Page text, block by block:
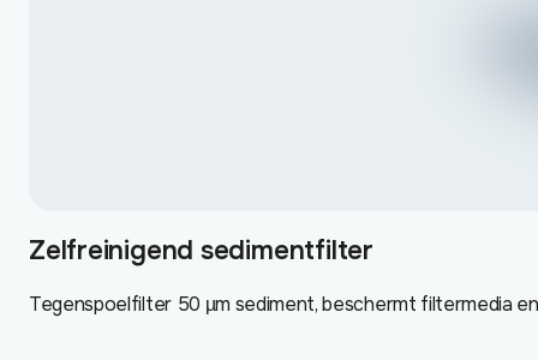
Zelfreinigend sedimentfilter
Tegenspoelfilter 50 µm sediment, beschermt filtermedia